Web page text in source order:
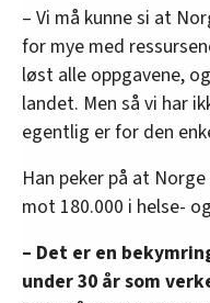
– Vi må kunne si at
for mye med
løst alle oppgavene,
landet. Men så vi har
egentlig er for den
Han peker på at
mot 180.000 i helse-
– Det er en
under 30 år som